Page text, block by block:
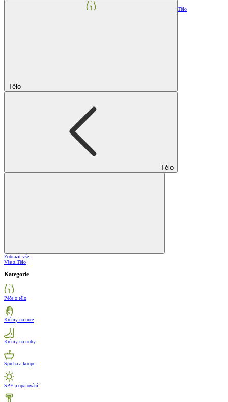
Tělo
Tělo
Tělo
Zobrazit vše
Vše z Tělo
Kategorie
Péče o tělo
Krémy na ruce
Krémy na nohy
Sprcha a koupel
SPF a opalování